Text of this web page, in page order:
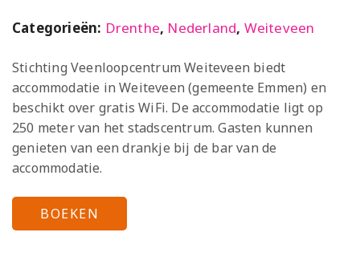
Categorieën: Drenthe, Nederland, Weiteveen
Stichting Veenloopcentrum Weiteveen biedt
accommodatie in Weiteveen (gemeente Emmen) en
beschikt over gratis WiFi. De accommodatie ligt op
250 meter van het stadscentrum. Gasten kunnen
genieten van een drankje bij de bar van de
accommodatie.
BOEKEN